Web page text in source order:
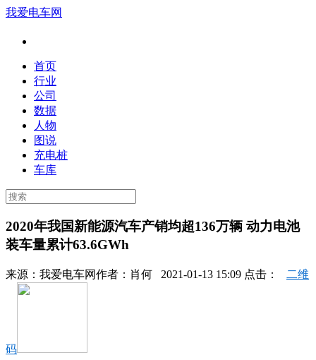
我爱电车网
首页
行业
公司
数据
人物
图说
充电桩
车库
2020年我国新能源汽车产销均超136万辆 动力电池
装车量累计63.6GWh
来源： 我爱电车网作者： 肖何 2021-01-13 15:09 点击： 二维
码